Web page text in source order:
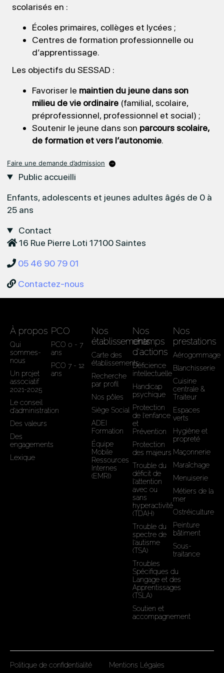
scolarisés en :
Écoles primaires, collèges et lycées ;
Centres de formation professionnelle ou
d’apprentissage.
Les objectifs du SESSAD :
Favoriser le maintien du jeune dans son
milieu de vie ordinaire (familial, scolaire,
préprofessionnel, professionnel et social) ;
Soutenir le jeune dans son parcours scolaire,
de formation et vers l’autonomie.
Faire une demande d’admission
Public accueilli
Enfants, adolescents et jeunes adultes âgés de 0 à
25 ans
Contact
16 Rue Pierre Loti 17100 Saintes
05 46 90 79 01
Contactez-nous
À propos
Qui
sommes-
nous
Un projet
associatif
2021-2025
Le conseil
d'administration
Des valeurs
Des
engagements
Lexique
PCO
PCO 0 - 7
ans
PCO 7 - 12
ans
Nos
établissements
Carte des
établissements
Recherche
par profil
Nos pôles
Siège Social
ADEI
Formation
Équipe
Mobile
Ressources
Internes
(EMRI)
Nos
champs
d'actions
Déficience
intellectuelle
Handicap
psychique
Protection
de l'enfance
et
Prévention
Protection
des majeurs
Trouble du
déficit de
l’attention
avec ou
sans
hyperactivité
(TDAH)
Trouble du
spectre de
l'autisme
(TSA)
Troubles
Spécifiques du
Langage et des
Apprentissages
(TSLA)
Soutien et
accompagnement
Nos
prestations
Aérogommage
Blanchisserie
Cuisine
centrale &
Traiteur
Espaces
verts
Hygiène et
propreté
Maçonnerie
Maraîchage
Menuiserie
Métiers de la
mer
Ostréiculture
Peinture
bâtiment
Sous-
traitance
Politique de confidentialité
Mentions Légales